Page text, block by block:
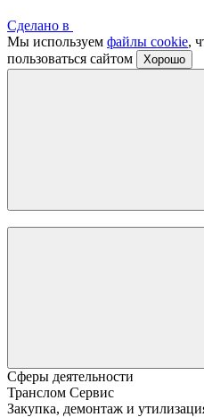
Сделано в
Мы используем файлы cookie,
пользоваться сайтом
Хорошо
Сферы деятельности
Транслом Сервис
Закупка, демонтаж и